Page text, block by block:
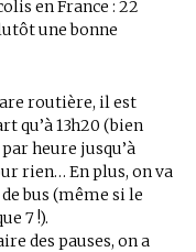
en France : 22
une bonne
routière, il est
qu’à 13h20 (bien
heure jusqu’à
rien… En plus, on va
bus (même si le
7 !).
des pauses, on a